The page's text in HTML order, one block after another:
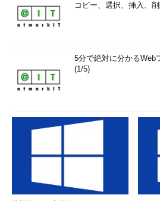
コピー、選択、挿入、
5分で絶対に分かるWeb
(1/5)